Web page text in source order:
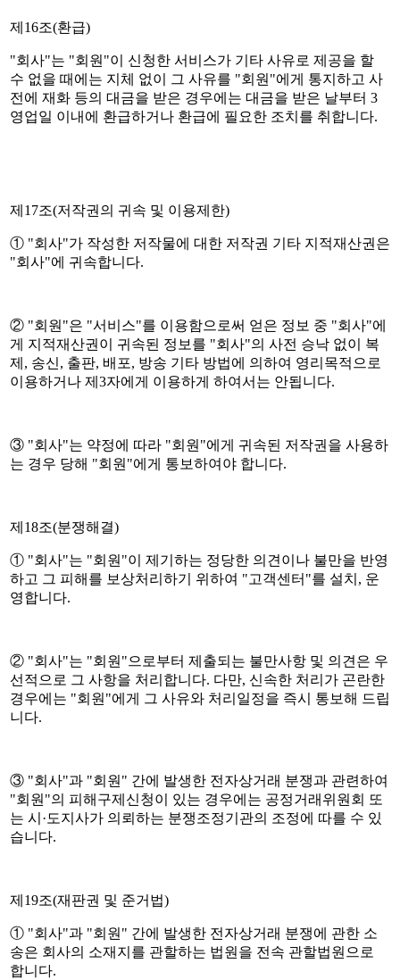
제16조(환급)
"회사"는 "회원"이 신청한 서비스가 기타 사유로 제공을 할
수 없을 때에는 지체 없이 그 사유를 "회원"에게 통지하고 사
전에 재화 등의 대금을 받은 경우에는 대금을 받은 날부터 3
영업일 이내에 환급하거나 환급에 필요한 조치를 취합니다.
제17조(저작권의 귀속 및 이용제한)
① "회사"가 작성한 저작물에 대한 저작권 기타 지적재산권은
"회사"에 귀속합니다.
② "회원"은 "서비스"를 이용함으로써 얻은 정보 중 "회사"에
게 지적재산권이 귀속된 정보를 "회사"의 사전 승낙 없이 복
제, 송신, 출판, 배포, 방송 기타 방법에 의하여 영리목적으로
이용하거나 제3자에게 이용하게 하여서는 안됩니다.
③ "회사"는 약정에 따라 "회원"에게 귀속된 저작권을 사용하
는 경우 당해 "회원"에게 통보하여야 합니다.
제18조(분쟁해결)
① "회사"는 "회원"이 제기하는 정당한 의견이나 불만을 반영
하고 그 피해를 보상처리하기 위하여 "고객센터"를 설치, 운
영합니다.
② "회사"는 "회원"으로부터 제출되는 불만사항 및 의견은 우
선적으로 그 사항을 처리합니다. 다만, 신속한 처리가 곤란한
경우에는 "회원"에게 그 사유와 처리일정을 즉시 통보해 드립
니다.
③ "회사"과 "회원" 간에 발생한 전자상거래 분쟁과 관련하여
"회원"의 피해구제신청이 있는 경우에는 공정거래위원회 또
는 시·도지사가 의뢰하는 분쟁조정기관의 조정에 따를 수 있
습니다.
제19조(재판권 및 준거법)
① "회사"과 "회원" 간에 발생한 전자상거래 분쟁에 관한 소
송은 회사의 소재지를 관할하는 법원을 전속 관할법원으로
합니다.